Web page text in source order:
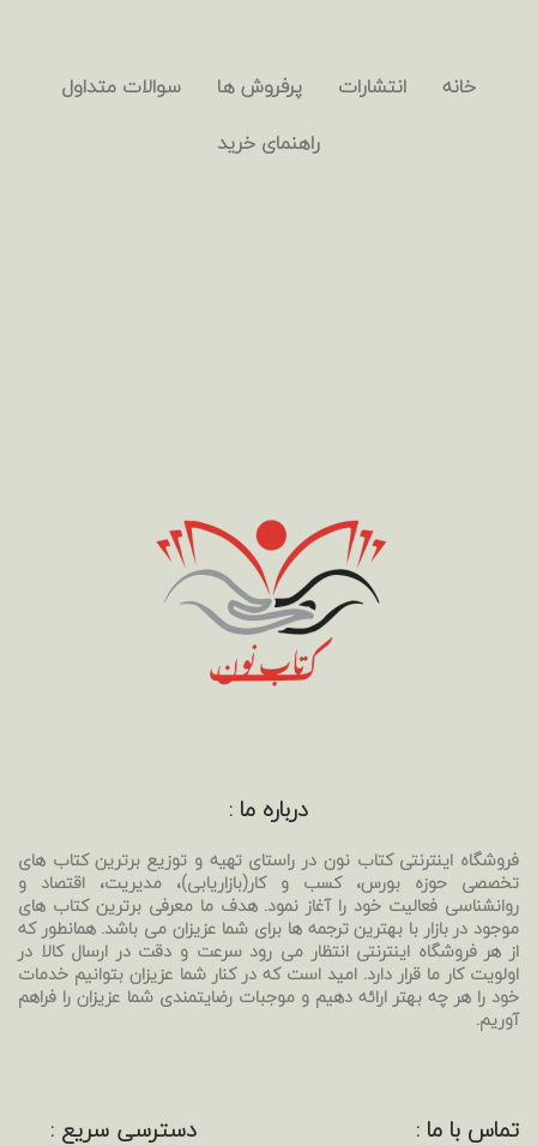
خانه انتشارات پرفروش ها
سوالات متداول
راهنمای خرید
درباره ما :
فروشگاه اینترنتی کتاب نون در راستای تهیه و توزیع برترین کتاب های
تخصصی حوزه بورس، کسب و کار(بازاریابی)، مدیریت، اقتصاد و
روانشناسی فعالیت خود را آغاز نمود. هدف ما معرفی برترین کتاب های
موجود در بازار با بهترین ترجمه ها برای شما عزیزان می باشد. همانطور که
از هر فروشگاه اینترنتی انتظار می رود سرعت و دقت در ارسال کالا در
اولویت کار ما قرار دارد. امید است که در کنار شما عزیزان بتوانیم خدمات
خود را هر چه بهتر ارائه دهیم و موجبات رضایتمندی شما عزیزان را فراهم
آوریم.
دسترسی سریع : تماس با ما :